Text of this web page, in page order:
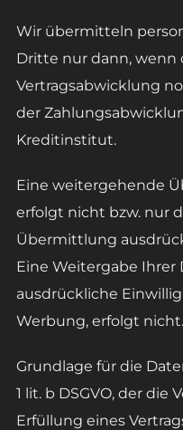
Wir übermitteln
Dritte nur dann, wenn
Vertragsabwicklung
der
Kreditinstitut.
Eine weitergehende
erfolgt nicht bzw. nur
Übermittlung
Eine Weitergabe
ausdrückliche
Werbung, erfolgt nicht.
Grundlage für die
1 lit. b DSGVO, der die
Erfüllung eines